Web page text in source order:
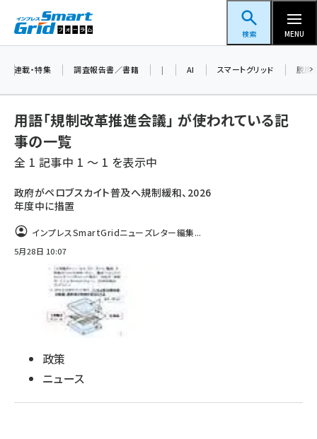
ン
スマートグリッドフォーラム
検索 MENU
蓄電池 (401)
新井 (358)
ペロブスカイト (337)
新井宏征 (294)
ngn (279)
大串 (222)
aitras (185)
連載・特集 調査報告書／書籍 | AI スマートグリッド 脱炭
用語「規制改革推進会議」 が使われている記
事の一覧
全 1 記事中 1 ～ 1 を表示中
政府がペロブスカイト普及へ規制緩和、2026
年度中に措置
インプレスSmartGridニューズレター編集...
5月28日 10:07
政策
ニュース